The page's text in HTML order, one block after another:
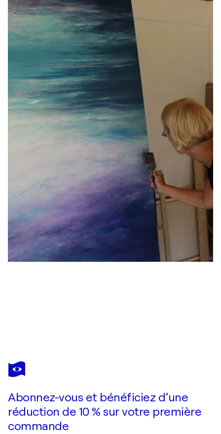
ULRIKE SCHMELTER
Cool Waters IV
Abonnez-vous et bénéficiez d’une
réduction de 10 % sur votre première
commande